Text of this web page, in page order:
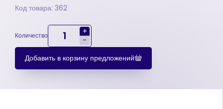
Код товара: 362
Количество
+
-
Добавить в корзину предложений